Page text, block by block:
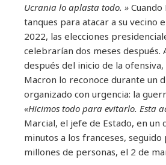
Ucrania lo aplasta todo. » Cuando
tanques para atacar a su vecino
2022, las elecciones
celebrarían dos meses después.
después del inicio de la ofensiva,
Macron lo reconoce durante un
organizado con urgencia: la
«Hicimos todo para evitarlo. Esta
Marcial, el jefe de Estado, en un
minutos a los franceses, seguido
millones de personas, el 2 de